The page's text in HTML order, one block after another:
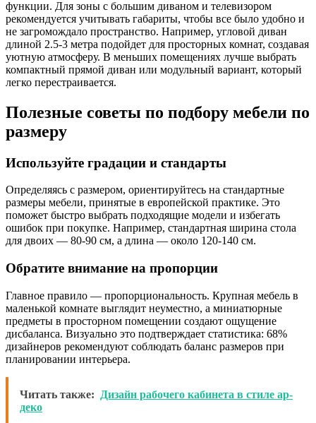
функции. Для зоны с большим диваном и телевизором
рекомендуется учитывать габариты, чтобы все было удобно и
не загромождало пространство. Например, угловой диван
длиной 2.5-3 метра подойдет для просторных комнат, создавая
уютную атмосферу. В меньших помещениях лучше выбрать
компактный прямой диван или модульный вариант, который
легко перестраивается.
Полезные советы по подбору мебели по
размеру
Используйте градации и стандарты
Определяясь с размером, ориентируйтесь на стандартные
размеры мебели, принятые в европейской практике. Это
поможет быстро выбрать подходящие модели и избегать
ошибок при покупке. Например, стандартная ширина стола
для двоих — 80-90 см, а длина — около 120-140 см.
Обратите внимание на пропорции
Главное правило — пропорциональность. Крупная мебель в
маленькой комнате выглядит неуместно, а миниатюрные
предметы в просторном помещении создают ощущение
дисбаланса. Визуально это подтверждает статистика: 68%
дизайнеров рекомендуют соблюдать баланс размеров при
планировании интерьера.
Читать также:
Дизайн рабочего кабинета в стиле ар-
деко